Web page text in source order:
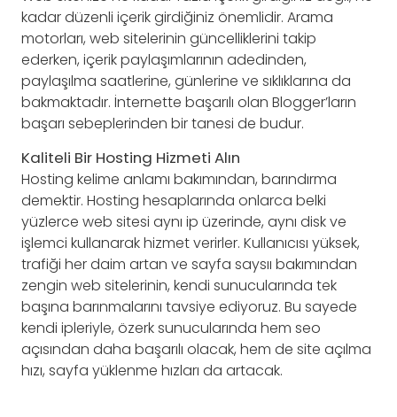
kadar düzenli içerik girdiğiniz önemlidir. Arama
motorları, web sitelerinin güncelliklerini takip
ederken, içerik paylaşımlarının adedinden,
paylaşılma saatlerine, günlerine ve sıklıklarına da
bakmaktadır. İnternette başarılı olan Blogger’ların
başarı sebeplerinden bir tanesi de budur.
Kaliteli Bir Hosting Hizmeti Alın
Hosting kelime anlamı bakımından, barındırma
demektir. Hosting hesaplarında onlarca belki
yüzlerce web sitesi aynı ip üzerinde, aynı disk ve
işlemci kullanarak hizmet verirler. Kullanıcısı yüksek,
trafiği her daim artan ve sayfa saysıı bakımından
zengin web sitelerinin, kendi sunucularında tek
başına barınmalarını tavsiye ediyoruz. Bu sayede
kendi ipleriyle, özerk sunucularında hem seo
açısından daha başarılı olacak, hem de site açılma
hızı, sayfa yüklenme hızları da artacak.